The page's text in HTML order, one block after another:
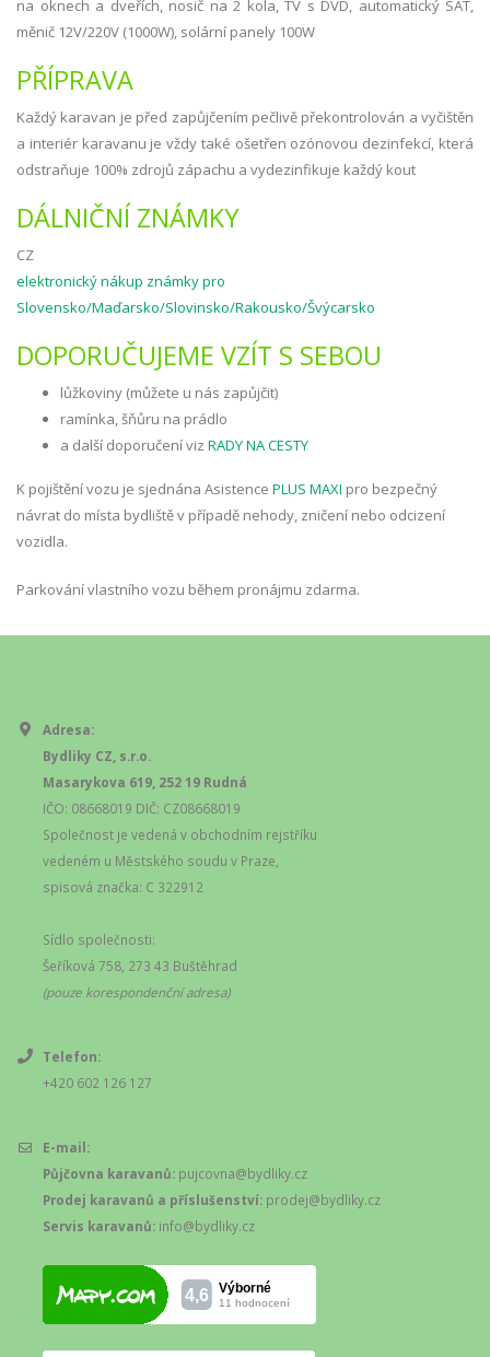
na oknech a dveřích, nosič na 2 kola, TV s DVD, automatický SAT,
měnič 12V/220V (1000W), solární panely 100W
PŘÍPRAVA
Každý karavan je před zapůjčením pečlivě překontrolován a vyčištěn
a interiér karavanu je vždy také ošetřen ozónovou dezinfekcí, která
odstraňuje 100% zdrojů zápachu a vydezinfikuje každý kout
DÁLNIČNÍ ZNÁMKY
CZ
elektronický nákup známky pro
Slovensko/Maďarsko/Slovinsko/Rakousko/Švýcarsko
DOPORUČUJEME VZÍT S SEBOU
lůžkoviny (můžete u nás zapůjčit)
ramínka, šňůru na prádlo
a další doporučení viz RADY NA CESTY
K pojištění vozu je sjednána Asistence PLUS MAXI pro bezpečný
návrat do místa bydliště v případě nehody, zničení nebo odcizení
vozidla.
Parkování vlastního vozu během pronájmu zdarma.
Adresa:
Bydliky CZ, s.r.o.
Masarykova 619, 252 19 Rudná
IČO: 08668019 DIČ: CZ08668019
Společnost je vedená v obchodním rejstříku
vedeném u Městského soudu v Praze,
spisová značka: C 322912
Sídlo společnosti:
Šeříková 758, 273 43 Buštěhrad
(pouze korespondenční adresa)
Telefon:
+420 602 126 127
E-mail:
Půjčovna karavanů: pujcovna@bydliky.cz
Prodej karavanů a příslušenství: prodej@bydliky.cz
Servis karavanů: info@bydliky.cz